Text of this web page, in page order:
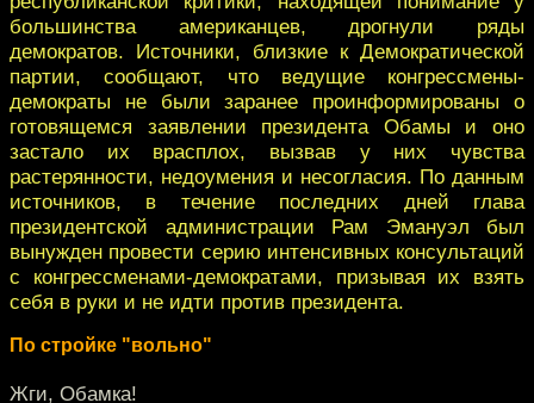
большинства американцев, дрогнули ряды
демократов. Источники, близкие к Демократической
партии, сообщают, что ведущие конгрессмены-
демократы не были заранее проинформированы о
готовящемся заявлении президента Обамы и оно
застало их врасплох, вызвав у них чувства
растерянности, недоумения и несогласия. По данным
источников, в течение последних дней глава
президентской администрации Рам Эмануэл был
вынужден провести серию интенсивных консультаций
с конгрессменами-демократами, призывая их взять
себя в руки и не идти против президента.
По стройке "вольно"
Жги, Обамка!